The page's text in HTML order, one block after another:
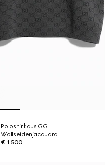
Poloshirt aus GG
Wollseidenjacquard
€ 1.500